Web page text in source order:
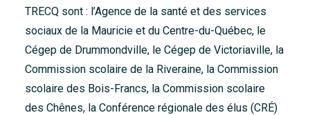
TRECQ sont : l’Agence de la santé et des services
sociaux de la Mauricie et du Centre-du-Québec, le
Cégep de Drummondville, le Cégep de Victoriaville, la
Commission scolaire de la Riveraine, la Commission
scolaire des Bois-Francs, la Commission scolaire
des Chênes, la Conférence régionale des élus (CRÉ)